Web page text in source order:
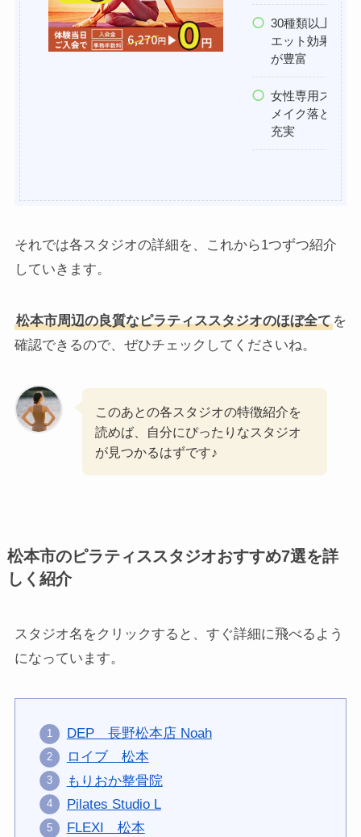
30種類以上のプ
エット効果の高
が豊富
女性専用スタジ
メイク落とし
充実
それでは各スタジオの詳細を、これから1つずつ紹介
していきます。
松本市周辺の良質なピラティススタジオのほぼ全てを
確認できるので、ぜひチェックしてくださいね。
このあとの各スタジオの特徴紹介を
読めば、自分にぴったりなスタジオ
が見つかるはずです♪
松本市のピラティススタジオおすすめ7選を詳
しく紹介
スタジオ名をクリックすると、すぐ詳細に飛べるよう
になっています。
DEP 長野松本店 Noah
ロイブ 松本
もりおか整骨院
Pilates Studio L
FLEXI 松本